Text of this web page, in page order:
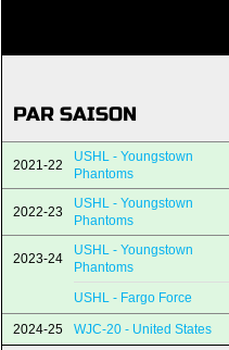
PAR SAISON
2021-22
USHL - Youngstown
Phantoms
2022-23
USHL - Youngstown
Phantoms
2023-24
USHL - Youngstown
Phantoms
USHL - Fargo Force
2024-25 WJC-20 - United States